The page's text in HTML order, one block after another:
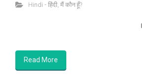
Hindi - हिंदी, मैं कौन हूँ?
Read More